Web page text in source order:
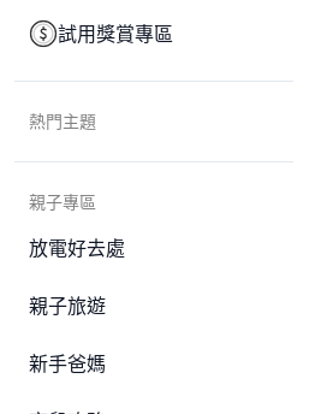
試用獎賞專區
熱門主題
親子專區
放電好去處
親子旅遊
新手爸媽